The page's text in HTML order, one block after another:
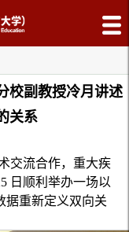
校副教授冷月讲述
关系
交流合作，重大疾
日顺利举办一场以
据重新定义双向关